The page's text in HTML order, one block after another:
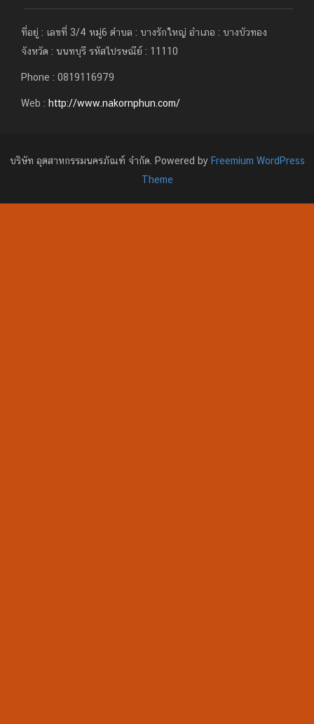
ที่อยู่ : เลขที่ 3/4 หมู่6 ตำบล : บางรักใหญ่ อำเภอ : บางบัวทอง
จังหวัด : นนทบุรี รหัสไปรษณีย์ : 11110
Phone : 0819116979
Web : http://www.nakornphun.com/
บริษัท อุตสาหกรรมนครภัณฑ์ จำกัด. Powered by Freemium WordPress
Theme